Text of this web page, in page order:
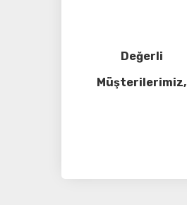
Değerli
Müşterilerimiz,